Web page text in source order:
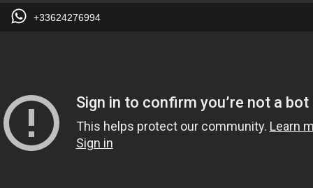
+33624276994